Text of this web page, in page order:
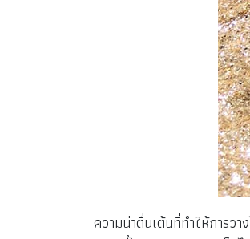
ความน่าตื่นเต้นที่ทำให้การว